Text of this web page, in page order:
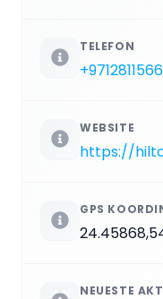
TELEFON
WEBSITE
GPS
NEUESTE